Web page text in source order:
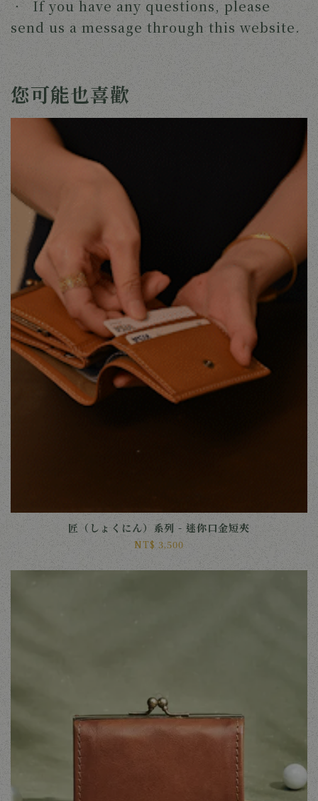
‧ If you have any questions, please
send us a message through this website.
您可能也喜歡
匠（しょくにん）系列 - 迷你口金短夾
NT$ 3,500